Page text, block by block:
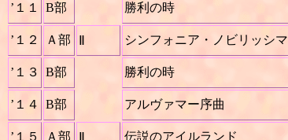
’１１ B部 勝利の時
’１２ Ａ部 シンフォニア・ノビリッシマ
’１３ B部 勝利の時
’１４ B部 アルヴァマー序曲
’１５ Ａ部 伝説のアイルランド